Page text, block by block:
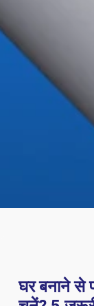
घर बनाने से